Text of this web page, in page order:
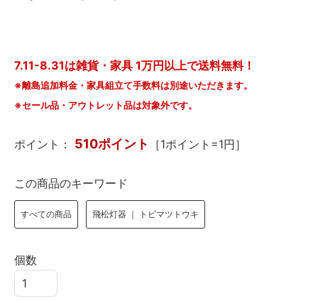
7.11-8.31は雑貨・家具 1万円以上で送料無料！
※離島追加料金・家具組立て手数料は別途いただきます。
※セール品・アウトレット品は対象外です。
ポイント： 510ポイント ［1ポイント=1円］
この商品のキーワード
すべての商品 飛松灯器 ｜ トビマツトウキ
個数